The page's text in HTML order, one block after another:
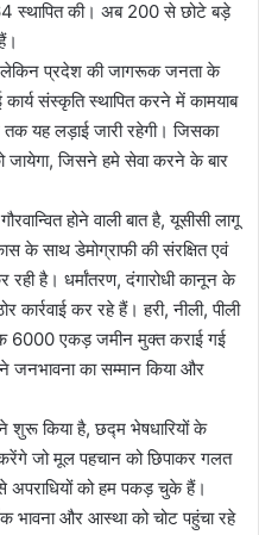
स्थापित की। अब 200 से छोटे बड़े
प्रदेश की जागरूक जनता के
संस्कृति स्थापित करने में कामयाब
यह लड़ाई जारी रहेगी। जिसका
जिसने हमे सेवा करने के बार
होने वाली बात है, यूसीसी लागू
के साथ डेमोग्राफी की संरक्षित एवं
है। धर्मांतरण, दंगारोधी कानून के
कार्रवाई कर रहे हैं। हरी, नीली, पीली
6000 एकड़ जमीन मुक्त कराई गई
का सम्मान किया और
किया है, छद्म भेषधारियों के
जो मूल पहचान को छिपाकर गलत
अपराधियों को हम पकड़ चुके हैं।
भावना और आस्था को चोट पहुंचा रहे